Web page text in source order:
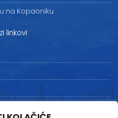
na Kopaoniku
linkovi